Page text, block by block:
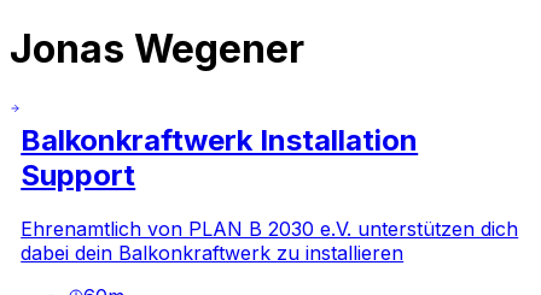
Jonas Wegener
Balkonkraftwerk Installation
Support
Ehrenamtlich von PLAN B 2030 e.V. unterstützen dich
dabei dein Balkonkraftwerk zu installieren